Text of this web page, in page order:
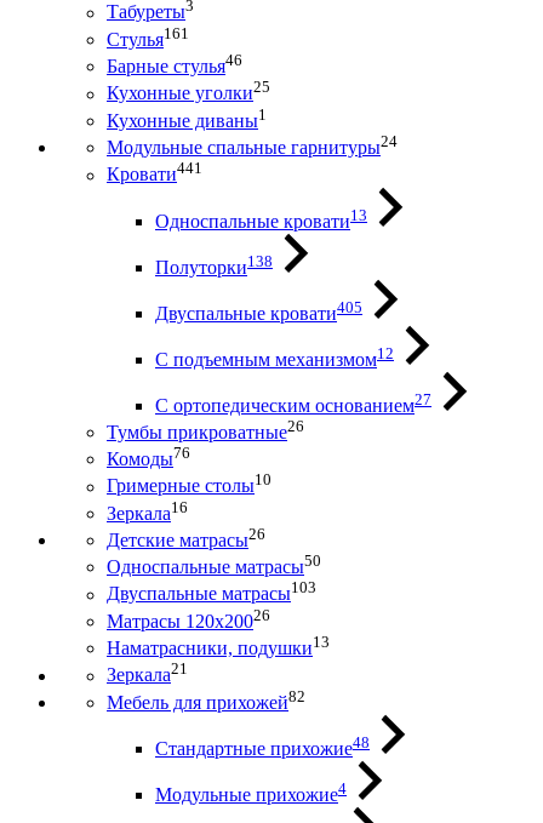
Табуреты3
Стулья161
Барные стулья46
Кухонные уголки25
Кухонные диваны1
Модульные спальные гарнитуры24
Кровати441
Односпальные кровати13
Полуторки138
Двуспальные кровати405
С подъемным механизмом12
С ортопедическим основанием27
Тумбы прикроватные26
Комоды76
Гримерные столы10
Зеркала16
Детские матрасы26
Односпальные матрасы50
Двуспальные матрасы103
Матрасы 120х20026
Наматрасники, подушки13
Зеркала21
Мебель для прихожей82
Стандартные прихожие48
Модульные прихожие4